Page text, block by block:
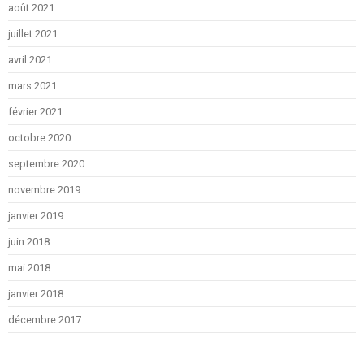
août 2021
juillet 2021
avril 2021
mars 2021
février 2021
octobre 2020
septembre 2020
novembre 2019
janvier 2019
juin 2018
mai 2018
janvier 2018
décembre 2017